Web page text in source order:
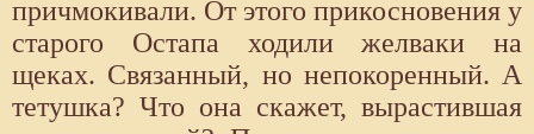
причмокивали. От этого прикосновения у
старого Остапа ходили желваки на
щеках. Связанный, но непокоренный. А
тетушка? Что она скажет, вырастившая